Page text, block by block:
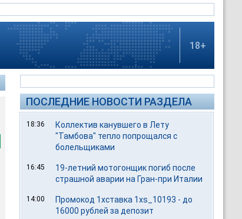
18+
ПОСЛЕДНИЕ НОВОСТИ РАЗДЕЛА
18:36
Коллектив канувшего в Лету
"Тамбова" тепло попрощался с
болельщиками
16:45
19-летний мотогонщик погиб после
страшной аварии на Гран-при Италии
14:00
Промокод 1хставка 1xs_10193 - до
16000 рублей за депозит